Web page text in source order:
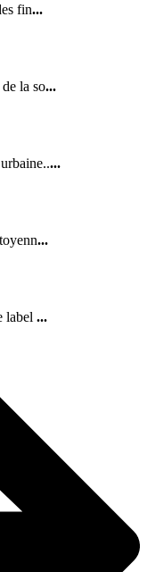
fin...
la so...
...
...
label ...